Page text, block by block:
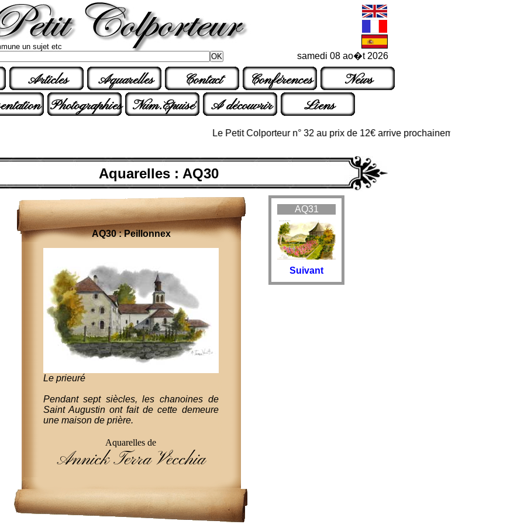
samedi 08 ao�t 2026
un sujet etc
Articles Aquarelles Contact Conférences
News
Photographies Num.Epuisé A découvrir Liens
Le Petit Colporteur n° 32 au prix de 12€ arrive prochainement dans les
Aquarelles : AQ30
AQ30 : Peillonnex
Le prieuré
Pendant sept siècles, les chanoines de
Saint Augustin ont fait de cette demeure
une maison de prière.
Aquarelles de
Annick Terra Vecchia
AQ31
Suivant